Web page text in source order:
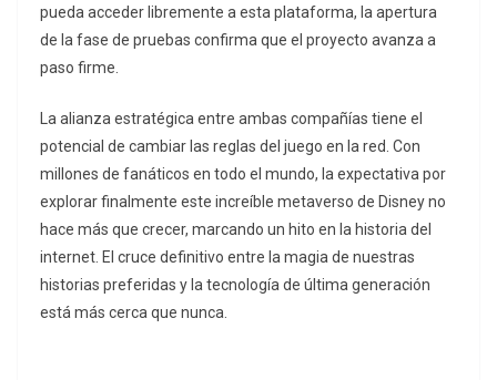
pueda acceder libremente a esta plataforma, la apertura
de la fase de pruebas confirma que el proyecto avanza a
paso firme.
La alianza estratégica entre ambas compañías tiene el
potencial de cambiar las reglas del juego en la red. Con
millones de fanáticos en todo el mundo, la expectativa por
explorar finalmente este increíble metaverso de Disney no
hace más que crecer, marcando un hito en la historia del
internet. El cruce definitivo entre la magia de nuestras
historias preferidas y la tecnología de última generación
está más cerca que nunca.